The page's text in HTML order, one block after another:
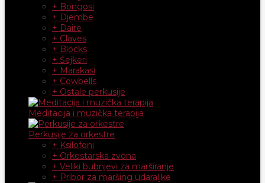
+ Bongosi
+ Djembe
+ Daire
+ Claves
+ Blocks
+ Šejkeri
+ Marakasi
+ Cowbells
+ Ostale perkusije
Meditacija i muzička terapija
Perkusije za orkestre
+ Ksilofoni
+ Orkestarska zvona
+ Veliki bubnjevi za marširanje
+ Pribor za maršing udaraljke